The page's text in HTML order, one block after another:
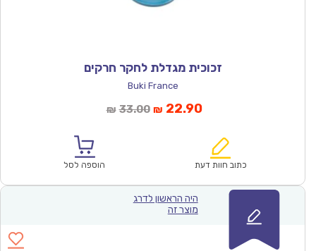
זכוכית מגדלת לחקר חרקים
Buki France
₪ 33.00המחיר
₪33.00.
₪ 22.90המחיר
הוא:
כתוב חוות דעת הוספה לסל
היה הראשון לדרג
מוצר זה